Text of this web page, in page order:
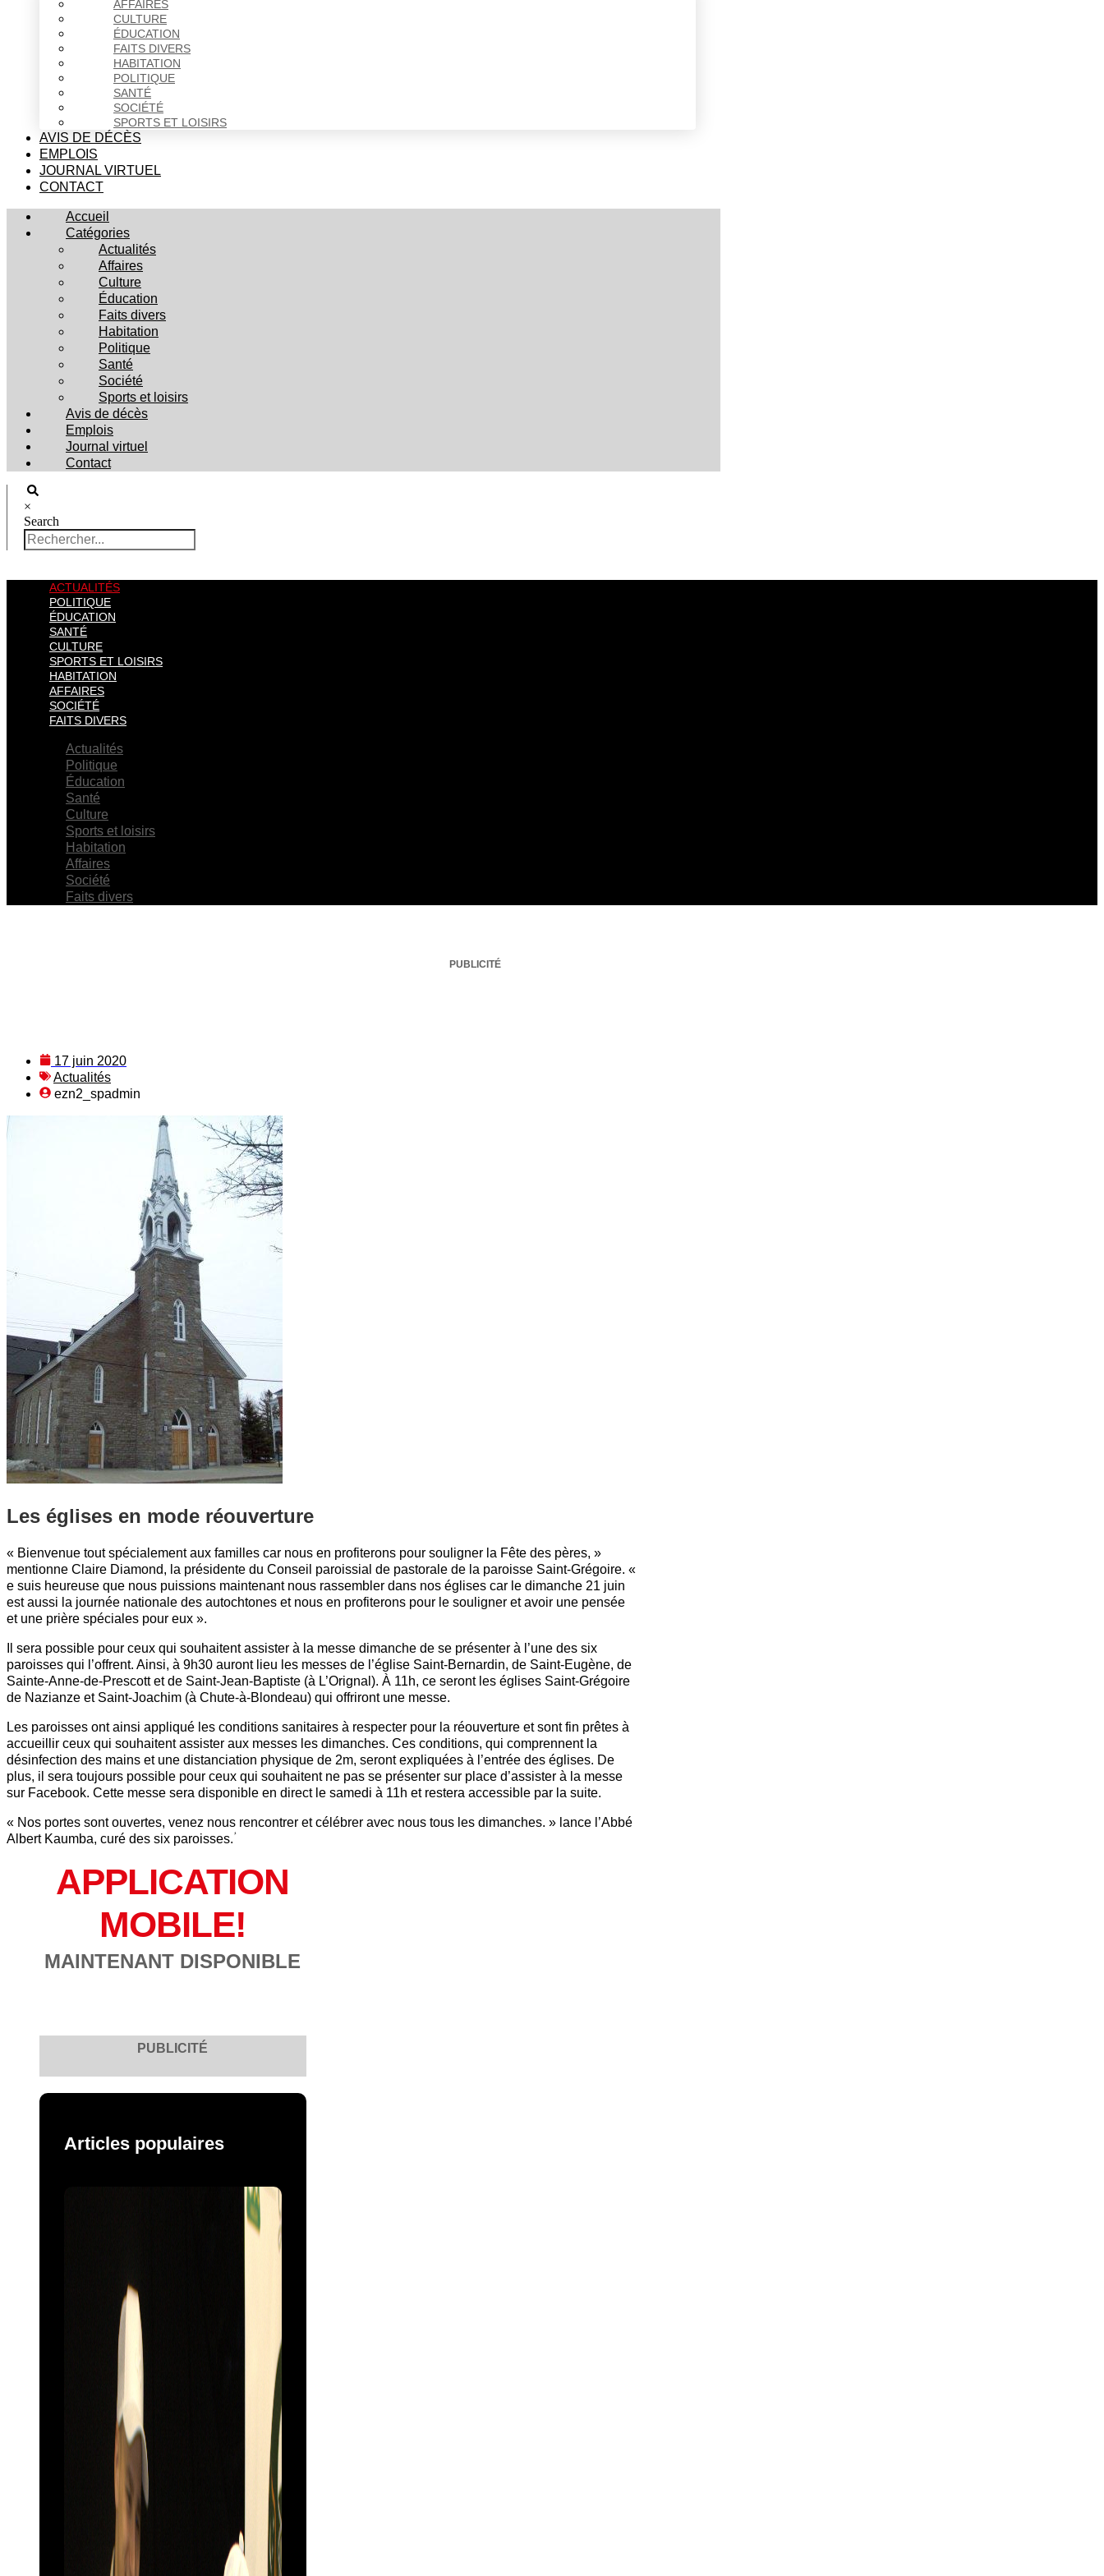
AFFAIRES
CULTURE
ÉDUCATION
FAITS DIVERS
HABITATION
POLITIQUE
SANTÉ
SOCIÉTÉ
SPORTS ET LOISIRS
AVIS DE DÉCÈS
EMPLOIS
JOURNAL VIRTUEL
CONTACT
Accueil
Catégories
Actualités
Affaires
Culture
Éducation
Faits divers
Habitation
Politique
Santé
Société
Sports et loisirs
Avis de décès
Emplois
Journal virtuel
Contact
×
Search
ACTUALITÉS
POLITIQUE
ÉDUCATION
SANTÉ
CULTURE
SPORTS ET LOISIRS
HABITATION
AFFAIRES
SOCIÉTÉ
FAITS DIVERS
Actualités
Politique
Éducation
Santé
Culture
Sports et loisirs
Habitation
Affaires
Société
Faits divers
PUBLICITÉ
17 juin 2020
Actualités
ezn2_spadmin
Les églises en mode réouverture
« Bienvenue tout spécialement aux familles car nous en profiterons pour souligner la Fête des pères, »
mentionne Claire Diamond, la présidente du Conseil paroissial de pastorale de la paroisse Saint-Grégoire. «
e suis heureuse que nous puissions maintenant nous rassembler dans nos églises car le dimanche 21 juin
est aussi la journée nationale des autochtones et nous en profiterons pour le souligner et avoir une pensée
et une prière spéciales pour eux ».
Il sera possible pour ceux qui souhaitent assister à la messe dimanche de se présenter à l’une des six
paroisses qui l’offrent. Ainsi, à 9h30 auront lieu les messes de l’église Saint-Bernardin, de Saint-Eugène, de
Sainte-Anne-de-Prescott et de Saint-Jean-Baptiste (à L’Orignal). À 11h, ce seront les églises Saint-Grégoire
de Nazianze et Saint-Joachim (à Chute-à-Blondeau) qui offriront une messe.
Les paroisses ont ainsi appliqué les conditions sanitaires à respecter pour la réouverture et sont fin prêtes à
accueillir ceux qui souhaitent assister aux messes les dimanches. Ces conditions, qui comprennent la
désinfection des mains et une distanciation physique de 2m, seront expliquées à l’entrée des églises. De
plus, il sera toujours possible pour ceux qui souhaitent ne pas se présenter sur place d’assister à la messe
sur Facebook. Cette messe sera disponible en direct le samedi à 11h et restera accessible par la suite.
« Nos portes sont ouvertes, venez nous rencontrer et célébrer avec nous tous les dimanches. » lance l’Abbé
Albert Kaumba, curé des six paroisses.ؙ
APPLICATION
MOBILE!
MAINTENANT DISPONIBLE
PUBLICITÉ
Articles populaires